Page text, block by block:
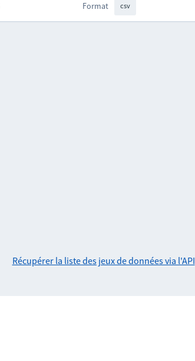
Format csv
Récupérer la liste des jeux de données via l'API